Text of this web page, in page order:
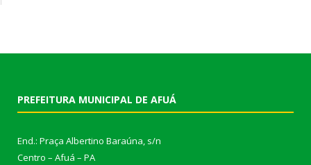
PREFEITURA MUNICIPAL DE AFUÁ
End.: Praça Albertino Baraúna, s/n
Centro – Afuá – PA